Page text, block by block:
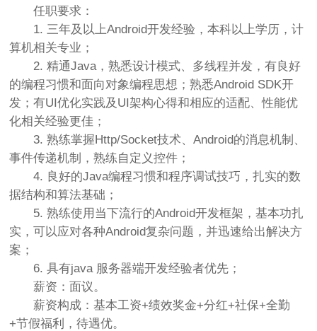
任职要求：
1. 三年及以上Android开发经验，本科以上学历，计
算机相关专业；
2. 精通Java，熟悉设计模式、多线程并发，有良好
的编程习惯和面向对象编程思想；熟悉Android SDK开
发；有UI优化实践及UI架构心得和相应的适配、性能优
化相关经验更佳；
3. 熟练掌握Http/Socket技术、Android的消息机制、
事件传递机制，熟练自定义控件；
4. 良好的Java编程习惯和程序调试技巧，扎实的数
据结构和算法基础；
5. 熟练使用当下流行的Android开发框架，基本功扎
实，可以应对各种Android复杂问题，并迅速给出解决方
案；
6. 具有java 服务器端开发经验者优先；
薪资：面议。
薪资构成：基本工资+绩效奖金+分红+社保+全勤
+节假福利，待遇优。